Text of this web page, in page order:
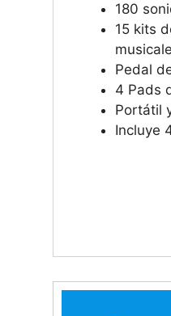
180
15 kits
Pedal
4 Pads
Portátil
Incluye